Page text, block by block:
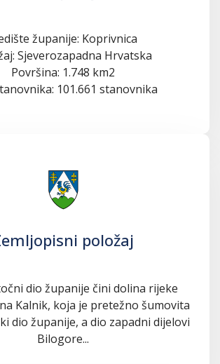
županije: Koprivnica
Sjeverozapadna Hrvatska
Površina: 1.748 km2
101.661 stanovnika
položaj
dio županije čini dolina rijeke
Kalnik, koja je pretežno šumovita
dio županije, a dio zapadni dijelovi
Bilogore...